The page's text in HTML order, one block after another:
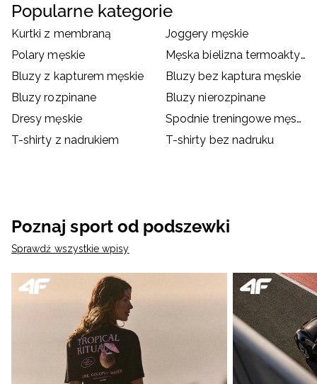
Popularne kategorie
Kurtki z membraną
Joggery męskie
Polary męskie
Męska bielizna termoaktywna
Bluzy z kapturem męskie
Bluzy bez kaptura męskie
Bluzy rozpinane
Bluzy nierozpinane
Dresy męskie
Spodnie treningowe męskie
T-shirty z nadrukiem
T-shirty bez nadruku
Poznaj sport od podszewki
Sprawdź wszystkie wpisy